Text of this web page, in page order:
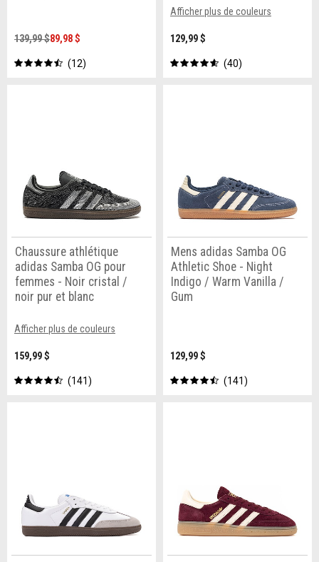
139,99 $89,98 $
12
Afficher plus de couleurs
129,99 $
40
Chaussure athlétique
adidas Samba OG pour
femmes - Noir cristal /
noir pur et blanc
Afficher plus de couleurs
159,99 $
141
Mens adidas Samba OG
Athletic Shoe - Night
Indigo / Warm Vanilla /
Gum
129,99 $
141